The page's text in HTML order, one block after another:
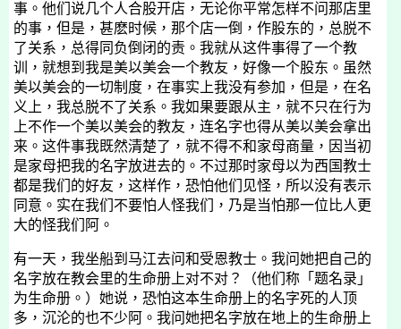
事。他们说几个人合股开店，无论你平常怎样不问那店里
的事，但是，甚麽时候，那个店一倒，作股东的，总脱不
了关系，总得同负倒闭的责。我就从这件事得了一个教
训，就想到我是美以美会一个教友，好像一个股东。虽然
美以美会的一切制度，在事实上我没有参加，但是，在名
义上，我总脱不了关系。我如果要跟从主，就不只在行为
上不作一个美以美会的教友，连名字也得从美以美会拿出
来。这件事我既然清楚了，就不得不和家母商量，因当初
是家母把我的名字放进去的。不过那时家母以为西国教士
都是我们的好友，这样作，恐怕他们见怪，所以没有表示
同意。实在我们不要怕人怪我们，乃是当怕那一位比人更
大的怪我们阿。
有一天，我坐船到马江去问和受恩教士。我问她把自己的
名字放在教会里的生命册上对不对？（他们称「题名录」
为生命册。）她说，恐怕这本生命册上的名字死的人顶
多，沉沦的也不少阿。我问她把名字放在地上的生命册上